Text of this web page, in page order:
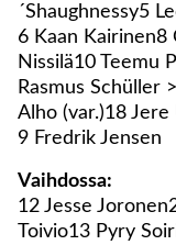
´Shaughnessy5
6 Kaan Kairinen8
Nissilä10 Teemu
Rasmus Schüller
Alho (var.)18
9 Fredrik Jensen
Vaihdossa:
12 Jesse
Toivio13 Pyry